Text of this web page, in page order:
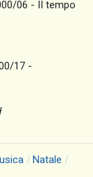
06 - II tempo
17 -
Natale